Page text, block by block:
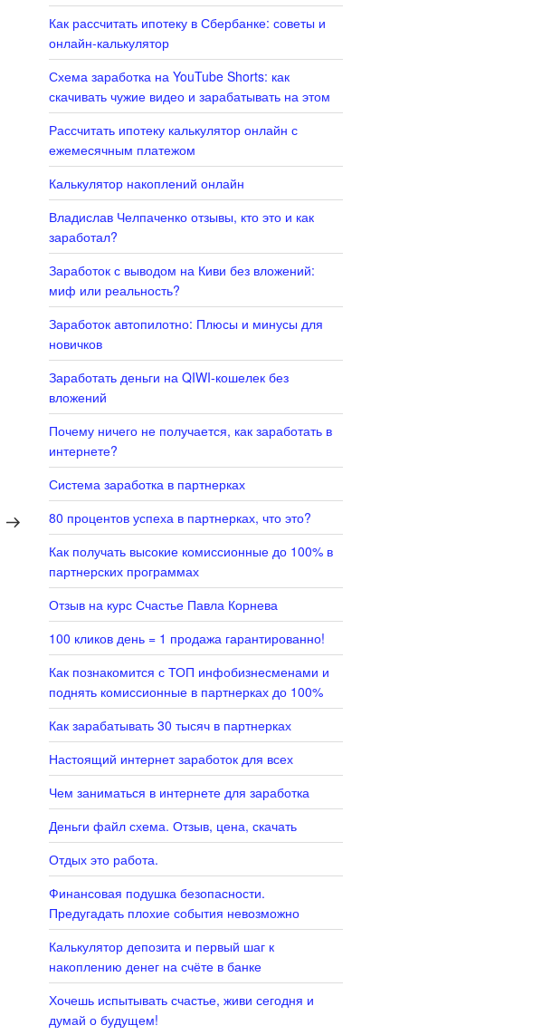
Как рассчитать ипотеку в Сбербанке: советы и
онлайн-калькулятор
Схема заработка на YouTube Shorts: как
скачивать чужие видео и зарабатывать на этом
Рассчитать ипотеку калькулятор онлайн с
ежемесячным платежом
Калькулятор накоплений онлайн
Владислав Челпаченко отзывы, кто это и как
заработал?
Заработок с выводом на Киви без вложений:
миф или реальность?
Заработок автопилотно: Плюсы и минусы для
новичков
Заработать деньги на QIWI-кошелек без
вложений
Почему ничего не получается, как заработать в
интернете?
Система заработка в партнерках
80 процентов успеха в партнерках, что это?
Как получать высокие комиссионные до 100% в
партнерских программах
Отзыв на курс Счастье Павла Корнева
100 кликов день = 1 продажа гарантированно!
Как познакомится с ТОП инфобизнесменами и
поднять комиссионные в партнерках до 100%
Как зарабатывать 30 тысяч в партнерках
Настоящий интернет заработок для всех
Чем заниматься в интернете для заработка
Деньги файл схема. Отзыв, цена, скачать
Отдых это работа.
Финансовая подушка безопасности.
Предугадать плохие события невозможно
Калькулятор депозита и первый шаг к
накоплению денег на счёте в банке
Хочешь испытывать счастье, живи сегодня и
думай о будущем!